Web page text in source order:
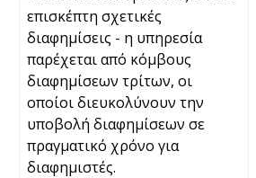
επισκέπτη σχετικές
διαφημίσεις - η υπηρεσία
παρέχεται από κόμβους
διαφημίσεων τρίτων, οι
οποίοι διευκολύνουν την
υποβολή διαφημίσεων σε
πραγματικό χρόνο για
διαφημιστές.